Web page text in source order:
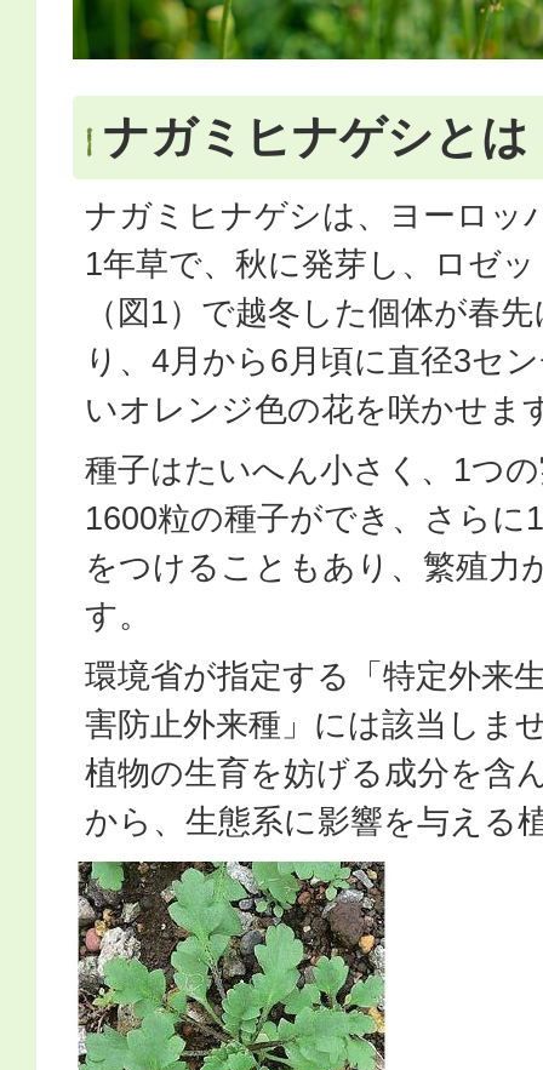
ナガミヒナゲシとは
ナガミヒナゲシは、ヨーロッ
1年草で、秋に発芽し、ロゼ
（図1）で越冬した個体が春
り、4月から6月頃に直径3セ
いオレンジ色の花を咲かせま
種子はたいへん小さく、1つ
1600粒の種子ができ、さらに
をつけることもあり、繁殖力
す。
環境省が指定する「特定外来
害防止外来種」には該当しま
植物の生育を妨げる成分を含
から、生態系に影響を与える